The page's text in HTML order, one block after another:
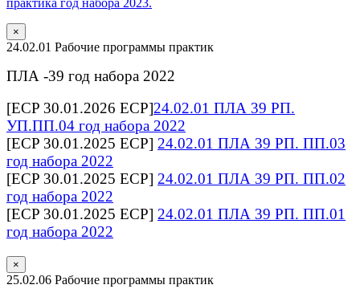
×
24.02.01 Рабочие программы практик
ПЛА -39 год набора 2022
[ECP 30.01.2026 ECP]24.02.01 ПЛА 39 РП.
УП.ПП.04 год набора 2022
[ECP 30.01.2025 ECP] 24.02.01 ПЛА 39 РП. ПП.03
год набора 2022
[ECP 30.01.2025 ECP] 24.02.01 ПЛА 39 РП. ПП.02
год набора 2022
[ECP 30.01.2025 ECP] 24.02.01 ПЛА 39 РП. ПП.01
год набора 2022
×
25.02.06 Рабочие программы практик